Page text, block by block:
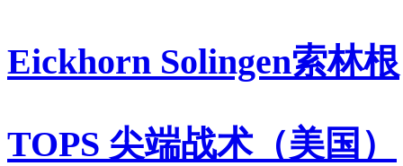
Eickhorn Solingen索林根
TOPS 尖端战术（美国）